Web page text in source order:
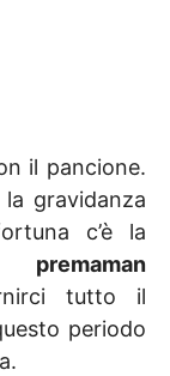
il pancione.
la gravidanza
c’è la
tutto il
periodo